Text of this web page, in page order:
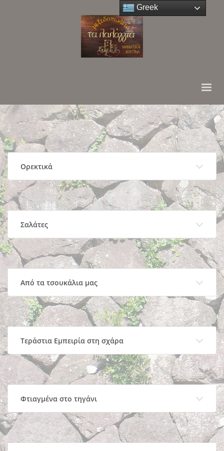
Ορεκτικά
Σαλάτες
Από τα τσουκάλια μας
Τεράστια Εμπειρία στη σχάρα
Φτιαγμένα στο τηγάνι
Greek